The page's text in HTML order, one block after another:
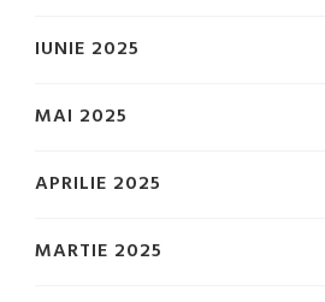
IUNIE 2025
MAI 2025
APRILIE 2025
MARTIE 2025